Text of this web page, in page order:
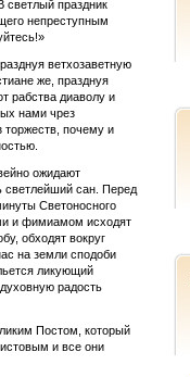
светлый праздник
непреступным
ветхозаветную
же, празднуя
рабства диаволу и
нами чрез
торжеств, почему и
ожидают
светлейший сан. Перед
Светоносного
и фимиамом исходят
обходят вокруг
на земли сподоби
ликующий
радость
Постом, который
и все они